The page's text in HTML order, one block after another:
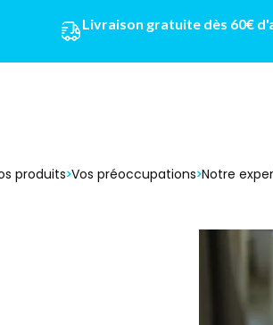
Livraison gratuite dès 60€
produits Vos préoccupations Notre